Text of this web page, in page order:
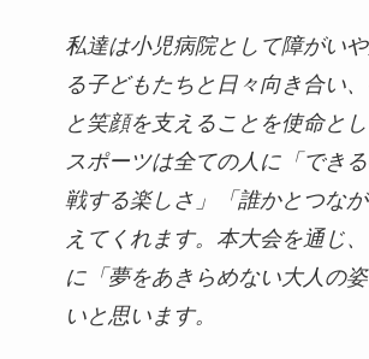
私達は小児病院として障がい
る子どもたちと日々向き合い
と笑顔を支えることを使命とし
スポーツは全ての人に「でき
戦する楽しさ」「誰かとつな
えてくれます。本大会を通じ
に「夢をあきらめない大人の
いと思います。